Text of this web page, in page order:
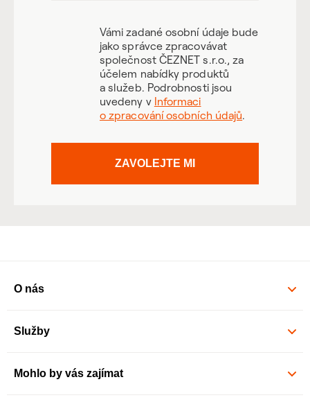
Vámi zadané osobní údaje bude
jako správce zpracovávat
společnost ČEZNET s.r.o., za
účelem nabídky produktů
a služeb. Podrobnosti jsou
uvedeny v Informaci
o zpracování osobních údajů.
ZAVOLEJTE MI
O nás
Služby
Mohlo by vás zajímat